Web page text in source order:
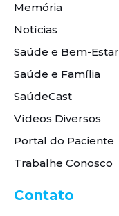
Memória
Notícias
Saúde e Bem-Estar
Saúde e Família
SaúdeCast
Vídeos Diversos
Portal do Paciente
Trabalhe Conosco
Contato